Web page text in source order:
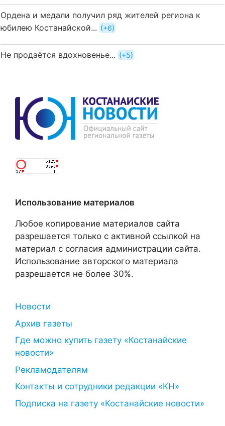
Ордена и медали получил ряд жителей региона к
юбилею Костанайской...
+6
Не продаётся вдохновенье... +5
Использование материалов
Любое копирование материалов сайта
разрешается только с активной ссылкой на
материал с согласия администрации сайта.
Использование авторского материала
разрешается не более 30%.
Новости
Архив газеты
Где можно купить газету «Костанайские
новости»
Рекламодателям
Контакты и сотрудники редакции «КН»
Подписка на газету «Костанайские новости»